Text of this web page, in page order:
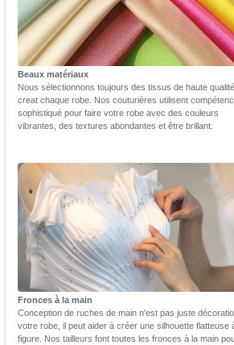
Beaux matériaux
Nous sélectionnons toujours des tissus de haute
creat chaque robe. Nos couturières utilisent
sophistiqué pour faire votre robe avec des couleurs
vibrantes, des textures abondantes et être brillant.
Fronces à la main
Conception de ruches de main n'est pas juste
votre robe, il peut aider à créer une silhouette flatteuse
figure. Nos tailleurs font toutes les fronces à la main